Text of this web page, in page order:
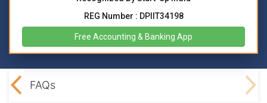
REG Number : DPIIT34198
Free Accounting & Banking App
FAQs